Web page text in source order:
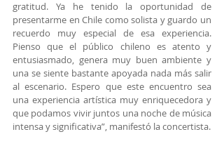
gratitud. Ya he tenido la oportunidad de
presentarme en Chile como solista y guardo un
recuerdo muy especial de esa experiencia.
Pienso que el público chileno es atento y
entusiasmado, genera muy buen ambiente y
una se siente bastante apoyada nada más salir
al escenario. Espero que este encuentro sea
una experiencia artística muy enriquecedora y
que podamos vivir juntos una noche de música
intensa y significativa”, manifestó la concertista.